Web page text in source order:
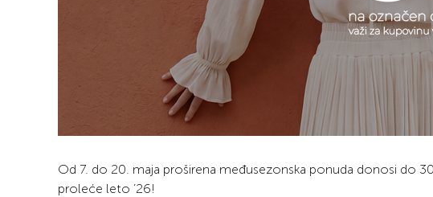
Od 7. do 20. maja proširena međusezonska ponuda donosi do
proleće leto ’26!